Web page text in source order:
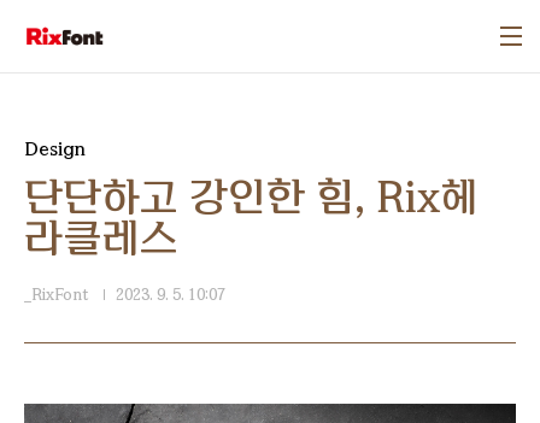
Design
단단하고 강인한 힘, Rix헤
라클레스
_RixFont 2023. 9. 5. 10:07